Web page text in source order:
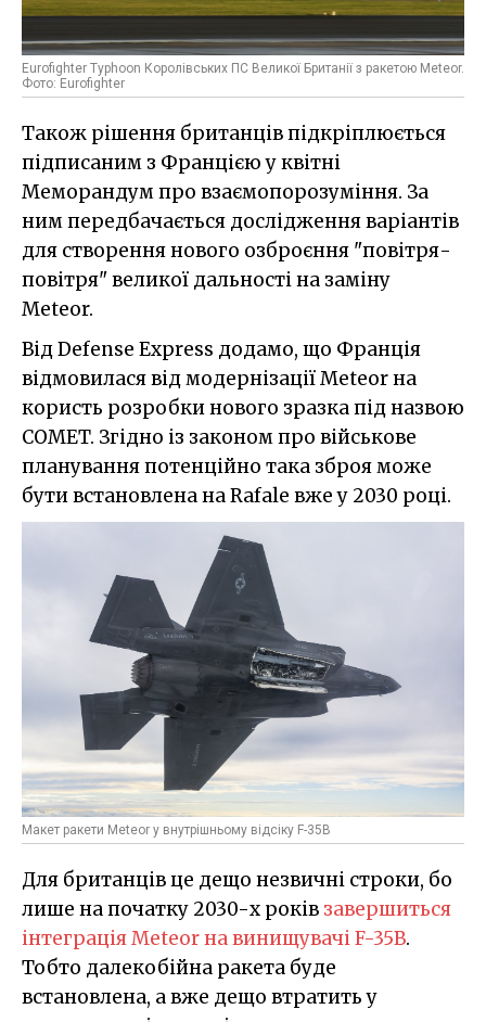
Eurofighter Typhoon Королівських ПС Великої Британії з ракетою Meteor.
Фото: Eurofighter
Також рішення британців підкріплюється
підписаним з Францією у квітні
Меморандум про взаємопорозуміння. За
ним передбачається дослідження варіантів
для створення нового озброєння "повітря-
повітря" великої дальності на заміну
Meteor.
Від Defense Express додамо, що Франція
відмовилася від модернізації Meteor на
користь розробки нового зразка під назвою
COMET. Згідно із законом про військове
планування потенційно така зброя може
бути встановлена на Rafale вже у 2030 році.
Макет ракети Meteor у внутрішньому відсіку F-35B
Для британців це дещо незвичні строки, бо
лише на початку 2030-х років завершиться
інтеграція Meteor на винищувачі F-35B.
Тобто далекобійна ракета буде
встановлена, а вже дещо втратить у